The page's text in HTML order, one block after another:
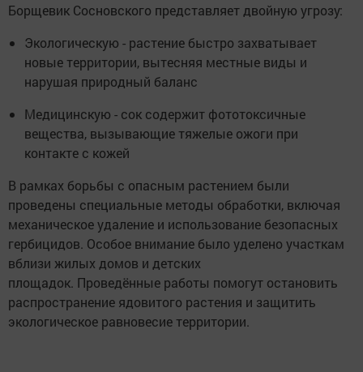
Борщевик Сосновского представляет двойную угрозу:
Экологическую - растение быстро захватывает
новые территории, вытесняя местные виды и
нарушая природный баланс
Медицинскую - сок содержит фототоксичные
вещества, вызывающие тяжелые ожоги при
контакте с кожей
В рамках борьбы с опасным растением были
проведены специальные методы обработки, включая
механическое удаление и использование безопасных
гербицидов. Особое внимание было уделено участкам
вблизи жилых домов и детских
площадок. Проведённые работы помогут остановить
распространение ядовитого растения и защитить
экологическое равновесие территории.